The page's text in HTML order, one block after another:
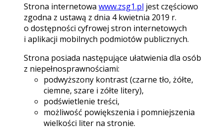
Strona internetowa www.zsg1.pl jest częściowo
zgodna z ustawą z dnia 4 kwietnia 2019 r.
o dostępności cyfrowej stron internetowych
i aplikacji mobilnych podmiotów publicznych.
Strona posiada następujące ułatwienia dla osób
z niepełnosprawnościami:
podwyższony kontrast (czarne tło, żółte,
ciemne, szare i zółte litery),
podświetlenie treści,
możliwość powiększenia i pomniejszenia
wielkości liter na stronie.